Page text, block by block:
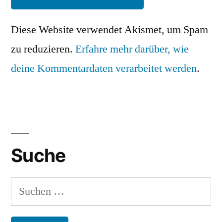
Diese Website verwendet Akismet, um Spam
zu reduzieren. Erfahre mehr darüber, wie
deine Kommentardaten verarbeitet werden.
Suche
Suchen
nach: